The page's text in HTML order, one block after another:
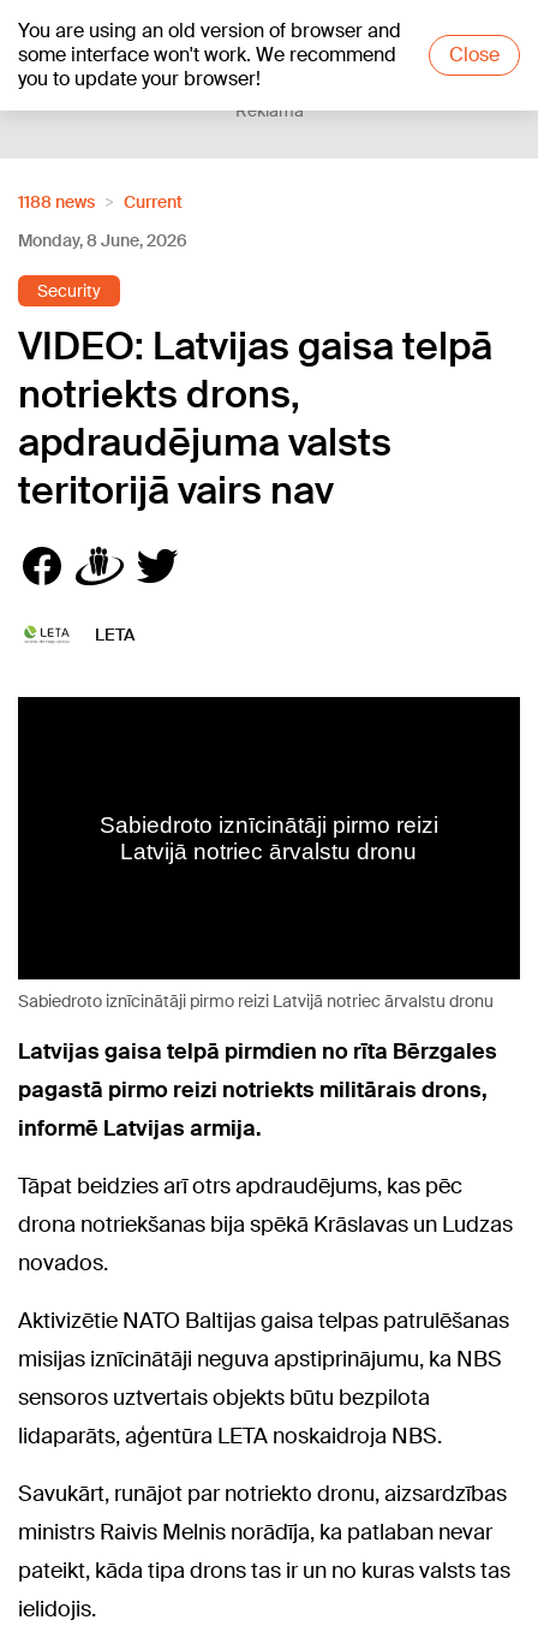
You are using an old version of browser and
some interface won't work. We recommend
you to update your browser!
Close
+21°C
Reklāma
1188 news
Current
Monday, 8 June, 2026
Security
VIDEO: Latvijas gaisa telpā
notriekts drons,
apdraudējuma valsts
teritorijā vairs nav
LETA
Sabiedroto iznīcinātāji pirmo reizi Latvijā notriec ārvalstu dronu
Latvijas gaisa telpā pirmdien no rīta Bērzgales
pagastā pirmo reizi notriekts militārais drons,
informē Latvijas armija.
Tāpat beidzies arī otrs apdraudējums, kas pēc
drona notriekšanas bija spēkā Krāslavas un Ludzas
novados.
Aktivizētie NATO Baltijas gaisa telpas patrulēšanas
misijas iznīcinātāji neguva apstiprinājumu, ka NBS
sensoros uztvertais objekts būtu bezpilota
lidaparāts, aģentūra LETA noskaidroja NBS.
Savukārt, runājot par notriekto dronu, aizsardzības
ministrs Raivis Melnis norādīja, ka patlaban nevar
pateikt, kāda tipa drons tas ir un no kuras valsts tas
ielidojis.